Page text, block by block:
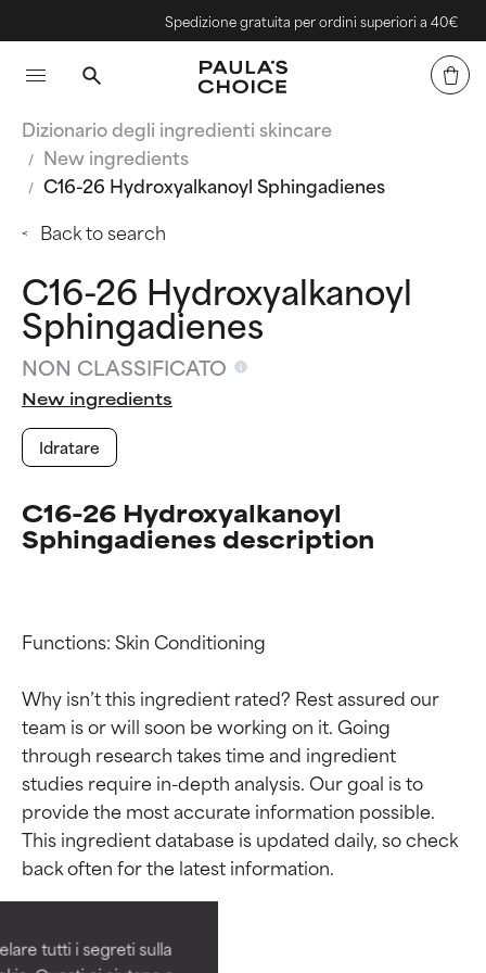
tutti i segreti sulla
Spedizione gratuita per ordini superiori a 40€
Dizionario degli ingredienti skincare
New ingredients
C16-26 Hydroxyalkanoyl Sphingadienes
Back to search
C16-26 Hydroxyalkanoyl
Sphingadienes
NON CLASSIFICATO
New ingredients
Idratare
C16-26 Hydroxyalkanoyl
Sphingadienes description
Functions: Skin Conditioning
Why isn’t this ingredient rated? Rest assured our
team is or will soon be working on it. Going
through research takes time and ingredient
studies require in-depth analysis. Our goal is to
provide the most accurate information possible.
This ingredient database is updated daily, so check
Valutazione degli
ingredienti
Comprovati e sostenuti da studi
Valutazione degli
ingredienti
Comprovati e sostenuti da studi